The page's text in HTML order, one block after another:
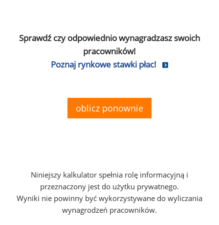
Sprawdź czy odpowiednio wynagradzasz swoich
pracowników!
Poznaj rynkowe stawki płac!
oblicz ponownie
Niniejszy kalkulator spełnia rolę informacyjną i
przeznaczony jest do użytku prywatnego.
Wyniki nie powinny być wykorzystywane do wyliczania
wynagrodzeń pracowników.